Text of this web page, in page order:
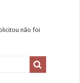
não foi